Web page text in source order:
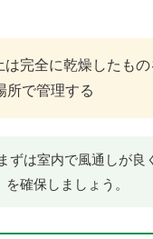
は完全に乾燥したも
所で管理する
ずは室内で風通しが良
確保しましょう。